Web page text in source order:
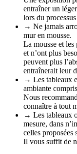
entraîner un
lors du
→ Ne jamais
mur en mousse.
La mousse et les
et n’ont plus
peuvent plus
entraînerait leur
→ Les tableaux
ambiante
Nous
connaître à tout
→ Les tableaux
mesure, dans
celles proposées
Il vous suffit de